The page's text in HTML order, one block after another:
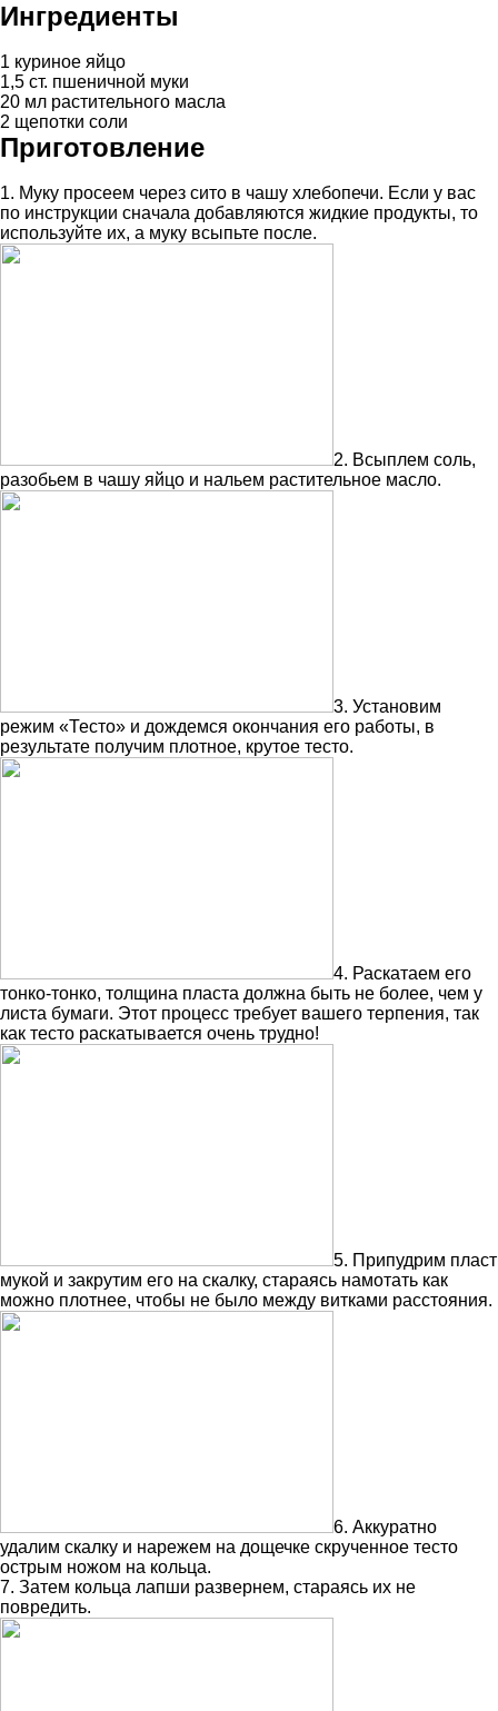
Ингредиенты
1 куриное яйцо
1,5 ст. пшеничной муки
20 мл растительного масла
2 щепотки соли
Приготовление
1. Муку просеем через сито в чашу хлебопечи. Если у вас
по инструкции сначала добавляются жидкие продукты, то
используйте их, а муку всыпьте после.
2. Всыплем соль,
разобьем в чашу яйцо и нальем растительное масло.
3. Установим
режим «Тесто» и дождемся окончания его работы, в
результате получим плотное, крутое тесто.
4. Раскатаем его
тонко-тонко, толщина пласта должна быть не более, чем у
листа бумаги. Этот процесс требует вашего терпения, так
как тесто раскатывается очень трудно!
5. Припудрим пласт
мукой и закрутим его на скалку, стараясь намотать как
можно плотнее, чтобы не было между витками расстояния.
6. Аккуратно
удалим скалку и нарежем на дощечке скрученное тесто
острым ножом на кольца.
7. Затем кольца лапши развернем, стараясь их не
повредить.